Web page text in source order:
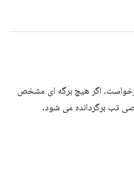
اگر هیچ برگه ای مشخص
تب برگردانده می شود.